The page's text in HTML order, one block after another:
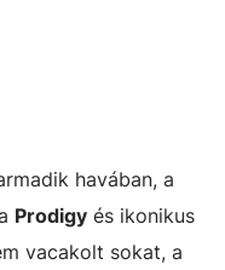
havában, a
Prodigy és ikonikus
vacakolt sokat, a